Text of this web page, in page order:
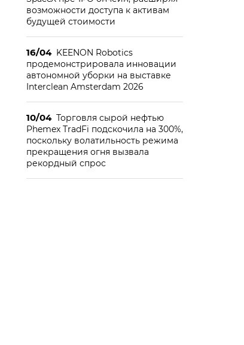
возможности доступа к активам
будущей стоимости
16/04 KEENON Robotics
продемонстрировала инновации
автономной уборки на выставке
Interclean Amsterdam 2026
10/04 Торговля сырой нефтью
Phemex TradFi подскочила на 300%,
поскольку волатильность режима
прекращения огня вызвала
рекордный спрос